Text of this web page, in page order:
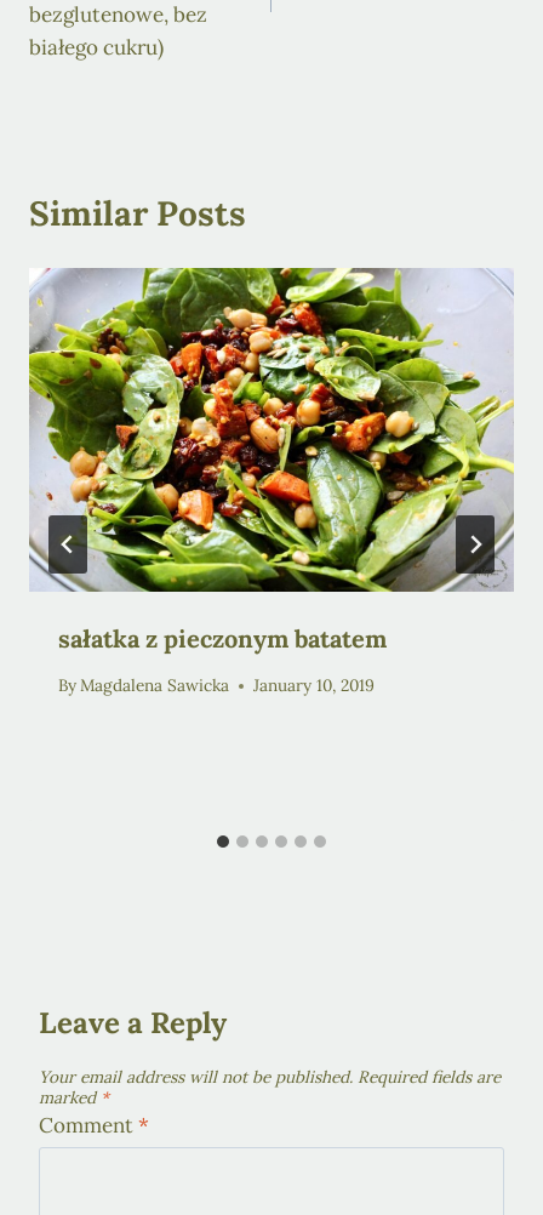
bezglutenowe, bez
białego cukru)
Similar Posts
sałatka z pieczonym batatem
ByMagdalena Sawicka January 10, 2019
Leave a Reply
Your email address will not be published. Required fields are
marked *
Comment*